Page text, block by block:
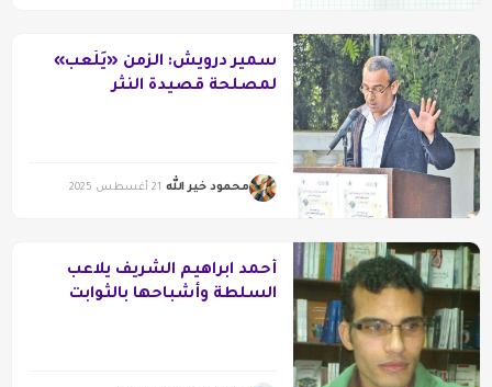
سمير درويش: الزمن «يَلْعب»
لمصلحة قصيدة النثر
محمود خير الله 21 أغسطس 2025
أحمد ابراهيم الشريف يلاعب
السلطة وأشباحها بالثوابت